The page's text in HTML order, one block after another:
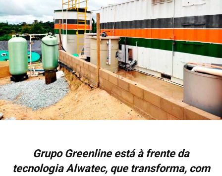
Grupo Greenline está à frente da
tecnologia Alwatec, que transforma, com